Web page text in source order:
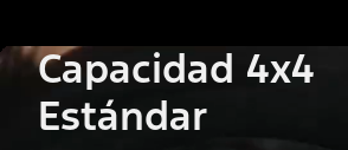
Capacidad 4x4
Estándar